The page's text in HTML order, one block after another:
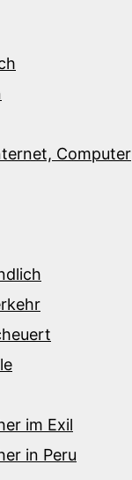
Computer
im Exil
in Peru